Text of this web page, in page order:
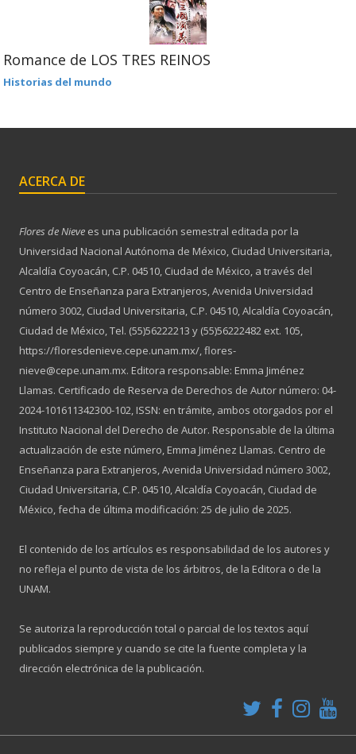
Romance de LOS TRES REINOS
Historias del mundo
ACERCA DE
Flores de Nieve es una publicación semestral editada por la
Universidad Nacional Autónoma de México, Ciudad Universitaria,
Alcaldía Coyoacán, C.P. 04510, Ciudad de México, a través del
Centro de Enseñanza para Extranjeros, Avenida Universidad
número 3002, Ciudad Universitaria, C.P. 04510, Alcaldía Coyoacán,
Ciudad de México, Tel. (55)56222213 y (55)56222482 ext. 105,
https://floresdenieve.cepe.unam.mx/, flores-
nieve@cepe.unam.mx. Editora responsable: Emma Jiménez
Llamas. Certificado de Reserva de Derechos de Autor número: 04-
2024-101611342300-102, ISSN: en trámite, ambos otorgados por el
Instituto Nacional del Derecho de Autor. Responsable de la última
actualización de este número, Emma Jiménez Llamas. Centro de
Enseñanza para Extranjeros, Avenida Universidad número 3002,
Ciudad Universitaria, C.P. 04510, Alcaldía Coyoacán, Ciudad de
México, fecha de última modificación: 25 de julio de 2025.
El contenido de los artículos es responsabilidad de los autores y
no refleja el punto de vista de los árbitros, de la Editora o de la
UNAM.
Se autoriza la reproducción total o parcial de los textos aquí
publicados siempre y cuando se cite la fuente completa y la
dirección electrónica de la publicación.